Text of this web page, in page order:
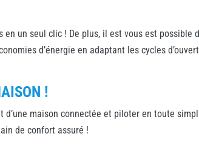
un seul clic ! De plus, il est vous est
d’énergie en adaptant les cycles
!
maison connectée et piloter en toute
de confort assuré !